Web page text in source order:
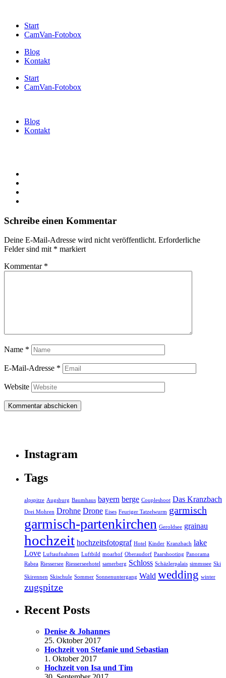
Start
CamVan-Fotobox
Blog
Kontakt
Start
CamVan-Fotobox
Blog
Kontakt
Schreibe einen Kommentar
Deine E-Mail-Adresse wird nicht veröffentlicht. Erforderliche
Felder sind mit * markiert
Kommentar *
Name *
E-Mail-Adresse *
Website
Instagram
Tags
alpspitze Augsburg Baumhaus bayern berge Coupleshoot Das Kranzbach
Drei Mohren Drohne Drone Eises Feuriger Tatzelwurm garmisch
garmisch-partenkirchen Geroldsee grainau
hochzeit hochzeitsfotograf Hotel Kinder Kranzbach lake
Love Luftaufnahmen Luftbild moarhof Oberaudorf Paarshooting Panorama
Rabea Riessersee Riesserseehotel samerberg Schloss Schäzlerpalais simmssee Ski
Skirennen Skischule Sommer Sonnenuntergang Wald wedding winter
zugspitze
Recent Posts
Denise & Johannes
25. Oktober 2017
Hochzeit von Stefanie und Sebastian
1. Oktober 2017
Hochzeit von Isa und Tim